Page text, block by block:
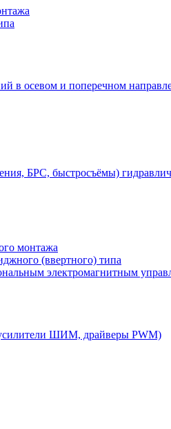
в осевом и поперечном
БРС, быстросъёмы)
монтажа
(ввертного) типа
электромагнитным
ШИМ, драйверы PWM)